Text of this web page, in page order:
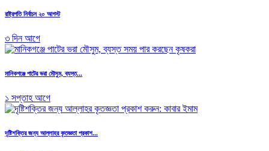
রাষ্ট্রপতি নির্বাচন ২০ আগস্ট
৩ দিন আগে
মানিকগঞ্জে পাটের ভরা মৌসুম, ব্যস্ত...
১ সপ্তাহ আগে
দৃষ্টিশক্তির জন্য আল্লাহর কৃতজ্ঞতা প্রকাশ...